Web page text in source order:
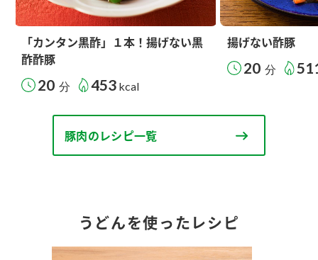
「カンタン黒酢」１本！揚げない黒
酢酢豚
20 分 453 kcal
揚げない酢豚
20 分
豚肉のレシピ一覧
うどんを使ったレシピ